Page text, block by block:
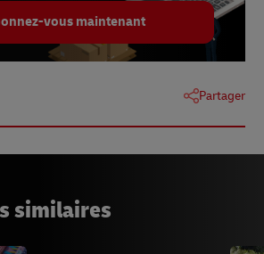
vous maintenant
Partager
similaires